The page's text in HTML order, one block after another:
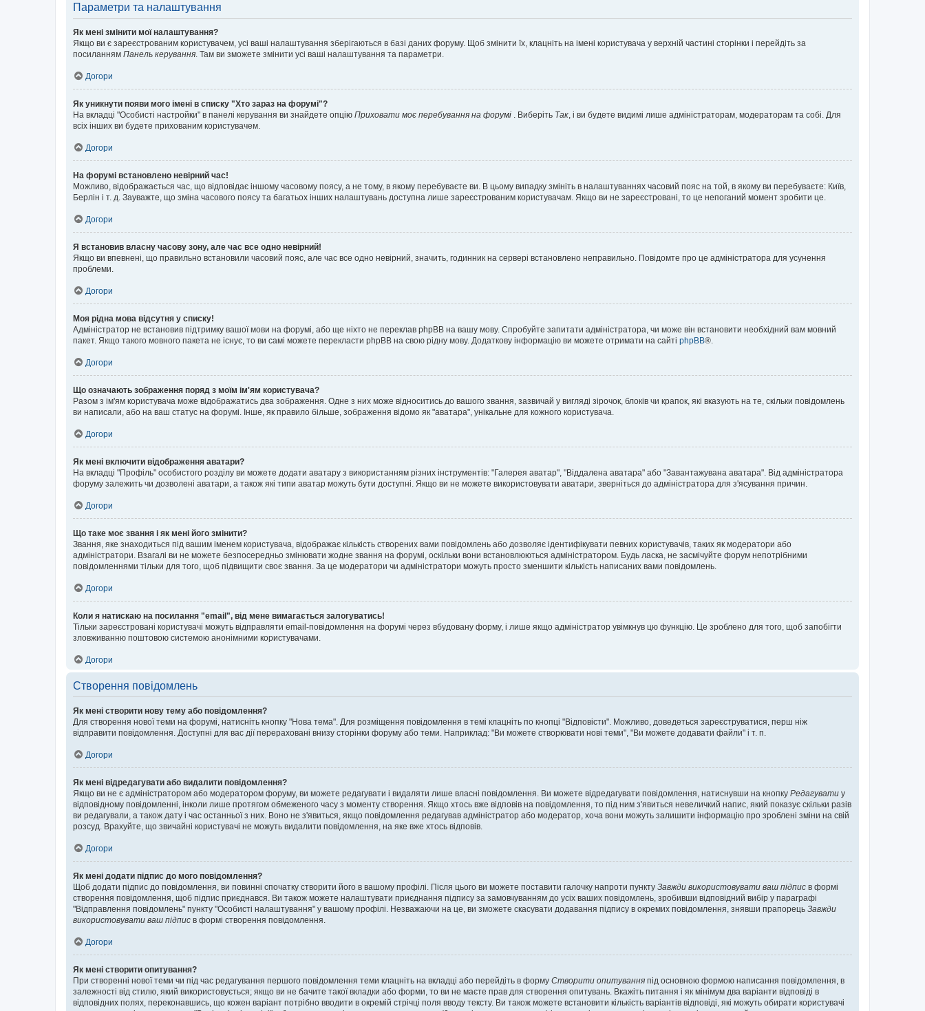
Параметри та налаштування
Як мені змінити мої налаштування?
Якщо ви є зареєстрованим користувачем, усі ваші налаштування зберігаються в базі даних форуму. Щоб змінити їх, клацніть на імені користувача у верхній частині сторінки і перейдіть за
посиланням Панель керування . Там ви зможете змінити усі ваші налаштування та параметри.
Догори
Як уникнути появи мого імені в списку "Хто зараз на форумі"?
На вкладці "Особисті настройки" в панелі керування ви знайдете опцію Приховати моє перебування на форумі . Виберіть Так , і ви будете видимі лише адміністраторам, модераторам та собі. Для
всіх інших ви будете прихованим користувачем.
Догори
На форумі встановлено невірний час!
Можливо, відображається час, що відповідає іншому часовому поясу, а не тому, в якому перебуваєте ви. В цьому випадку змініть в налаштуваннях часовий пояс на той, в якому ви перебуваєте: Київ,
Берлін і т. д. Зауважте, що зміна часового поясу та багатьох інших налаштувань доступна лише зареєстрованим користувачам. Якщо ви не зареєстровані, то це непоганий момент зробити це.
Догори
Я встановив власну часову зону, але час все одно невірний!
Якщо ви впевнені, що правильно встановили часовий пояс, але час все одно невірний, значить, годинник на сервері встановлено неправильно. Повідомте про це адміністратора для усунення
проблеми.
Догори
Моя рідна мова відсутня у списку!
Адміністратор не встановив підтримку вашої мови на форумі, або ще ніхто не переклав phpBB на вашу мову. Спробуйте запитати адміністратора, чи може він встановити необхідний вам мовний
пакет. Якщо такого мовного пакета не існує, то ви самі можете перекласти phpBB на свою рідну мову. Додаткову інформацію ви можете отримати на сайті phpBB®.
Догори
Що означають зображення поряд з моїм ім'ям користувача?
Разом з ім'ям користувача може відображатись два зображення. Одне з них може відноситись до вашого звання, зазвичай у вигляді зірочок, блоків чи крапок, які вказують на те, скільки повідомлень
ви написали, або на ваш статус на форумі. Інше, як правило більше, зображення відомо як "аватара", унікальне для кожного користувача.
Догори
Як мені включити відображення аватари?
На вкладці "Профіль" особистого розділу ви можете додати аватару з використанням різних інструментів: "Галерея аватар", "Віддалена аватара" або "Завантажувана аватара". Від адміністратора
форуму залежить чи дозволені аватари, а також які типи аватар можуть бути доступні. Якщо ви не можете використовувати аватари, зверніться до адміністратора для з'ясування причин.
Догори
Що таке моє звання і як мені його змінити?
Звання, яке знаходиться під вашим іменем користувача, відображає кількість створених вами повідомлень або дозволяє ідентифікувати певних користувачів, таких як модератори або
адміністратори. Взагалі ви не можете безпосередньо змінювати жодне звання на форумі, оскільки вони встановлюються адміністратором. Будь ласка, не засмічуйте форум непотрібними
повідомленнями тільки для того, щоб підвищити своє звання. За це модератори чи адміністратори можуть просто зменшити кількість написаних вами повідомлень.
Догори
Коли я натискаю на посилання "email", від мене вимагається залогуватись!
Тільки зареєстровані користувачі можуть відправляти email-повідомлення на форумі через вбудовану форму, і лише якщо адміністратор увімкнув цю функцію. Це зроблено для того, щоб запобігти
зловживанню поштовою системою анонімними користувачами.
Догори
Створення повідомлень
Як мені створити нову тему або повідомлення?
Для створення нової теми на форумі, натисніть кнопку "Нова тема". Для розміщення повідомлення в темі клацніть по кнопці "Відповісти". Можливо, доведеться зареєструватися, перш ніж
відправити повідомлення. Доступні для вас дії перераховані внизу сторінки форуму або теми. Наприклад: "Ви можете створювати нові теми", "Ви можете додавати файли" і т. п.
Догори
Як мені відредагувати або видалити повідомлення?
Якщо ви не є адміністратором або модератором форуму, ви можете редагувати і видаляти лише власні повідомлення. Ви можете відредагувати повідомлення, натиснувши на кнопку Редагувати у
відповідному повідомленні, інколи лише протягом обмеженого часу з моменту створення. Якщо хтось вже відповів на повідомлення, то під ним з'явиться невеличкий напис, який показує скільки разів
ви редагували, а також дату і час останньої з них. Воно не з'явиться, якщо повідомлення редагував адміністратор або модератор, хоча вони можуть залишити інформацію про зроблені зміни на свій
розсуд. Врахуйте, що звичайні користувачі не можуть видалити повідомлення, на яке вже хтось відповів.
Догори
Як мені додати підпис до мого повідомлення?
Щоб додати підпис до повідомлення, ви повинні спочатку створити його в вашому профілі. Після цього ви можете поставити галочку напроти пункту Завжди використовувати ваш підпис в формі
створення повідомлення, щоб підпис приєднався. Ви також можете налаштувати приєднання підпису за замовчуванням до усіх ваших повідомлень, зробивши відповідний вибір у параграфі
"Відправлення повідомлень" пункту "Особисті налаштування" у вашому профілі. Незважаючи на це, ви зможете скасувати додавання підпису в окремих повідомлення, знявши прапорець Завжди
використовувати ваш підпис в формі створення повідомлення.
Догори
Як мені створити опитування?
При створенні нової теми чи під час редагування першого повідомлення теми клацніть на вкладці або перейдіть в форму Створити опитування під основною формою написання повідомлення, в
залежності від стилю, який використовується; якщо ви не бачите такої вкладки або форми, то ви не маєте прав для створення опитувань. Вкажіть питання і як мінімум два варіанти відповіді в
відповідних полях, переконавшись, що кожен варіант потрібно вводити в окремій стрічці поля вводу тексту. Ви також можете встановити кількість варіантів відповіді, які можуть обирати користувачі